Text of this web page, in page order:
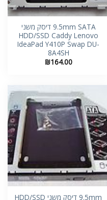
9.5mm SATA דיסק משני
HDD/SSD Caddy Lenovo
IdeaPad Y410P Swap DU-
8A4SH
₪164.00
9.5mm דיסק משני HDD/SSD